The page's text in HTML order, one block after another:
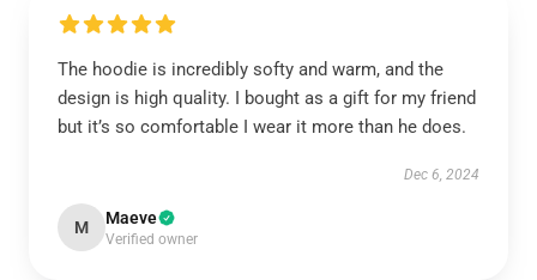
The hoodie is incredibly softy and warm, and the
design is high quality. I bought as a gift for my friend
but it’s so comfortable I wear it more than he does.
Dec 6, 2024
M Maeve
Verified owner